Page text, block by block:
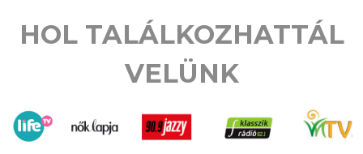
manifesztáció gyakorlata
(élő workshop)
2026. április 18. szombat 10-19 óráig
A teremtés formulája, amit titokban tartanak előtted.